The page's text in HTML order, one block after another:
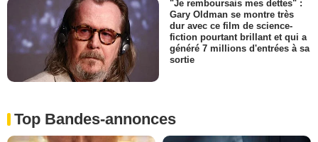
"Je remboursais mes dettes" :
Gary Oldman se montre très
dur avec ce film de science-
fiction pourtant brillant et qui a
généré 7 millions d'entrées à sa
sortie
Top Bandes-annonces